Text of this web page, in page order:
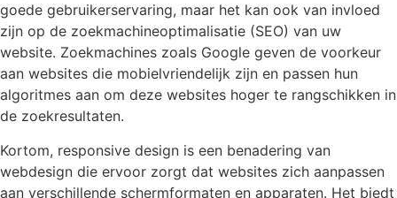
goede gebruikerservaring, maar het kan ook van invloed
zijn op de zoekmachineoptimalisatie (SEO) van uw
website. Zoekmachines zoals Google geven de voorkeur
aan websites die mobielvriendelijk zijn en passen hun
algoritmes aan om deze websites hoger te rangschikken in
de zoekresultaten.
Kortom, responsive design is een benadering van
webdesign die ervoor zorgt dat websites zich aanpassen
aan verschillende schermformaten en apparaten. Het biedt